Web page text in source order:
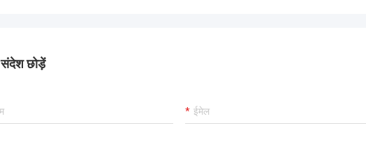
छोड़ें